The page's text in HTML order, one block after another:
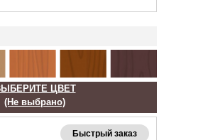
ЦВЕТ
(Не выбрано)
Быстрый заказ